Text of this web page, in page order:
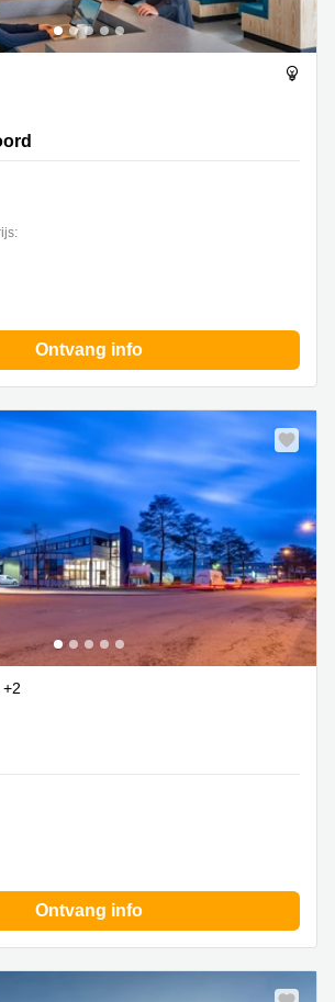
Noord
Ontvang info
+2
Haarlem
Ontvang info